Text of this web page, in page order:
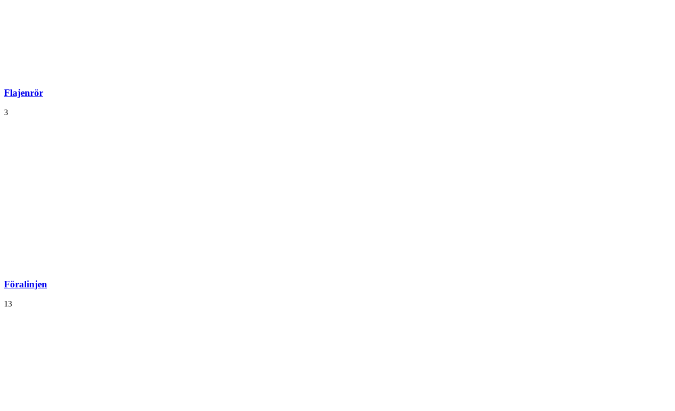
Flajenrör
3
Föralinjen
13